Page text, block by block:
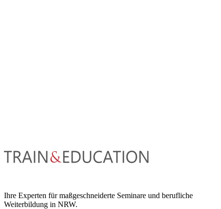
Ihre Experten für maßgeschneiderte Seminare und berufliche
Weiterbildung in NRW.